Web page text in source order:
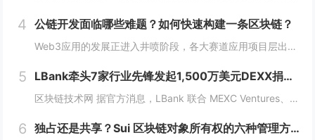
4 公链开发面临哪些难题？如何快速构建一条区块链？
Web3应用的发展正进入井喷阶段，各大赛道应用项目层出不穷，同时公链赛道也在稳步增长，据Coingecko数据显示，目前收录的L1和L2项目已经超过7000个，这里面不仅有做基础设施的L1，还有许多专注于业务的应用链。公链的发展已不局限于基...
5 LBank牵头7家行业先锋发起1,500万美元DEXX捐赠计划
区块链技术网 据官方消息，LBank 联合 MEXC Ventures、HashKey Capital、SevenX Ventures、Mask Network 等共同发起了对 DEXX 的 1,500 万美元捐赠计划，该计划将为...
6 独占还是共享？Sui 区块链对象所有权的六种管理方式全解析